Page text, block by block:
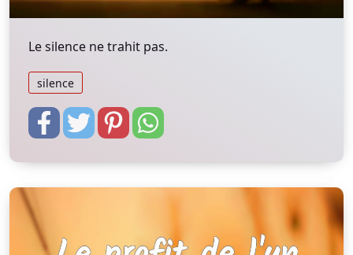
Le silence ne trahit pas.
silence